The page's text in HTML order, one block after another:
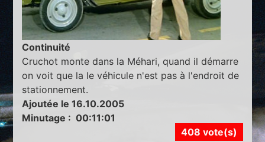
Continuité
Cruchot monte dans la Méhari, quand il démarre
on voit que la le véhicule n'est pas à l'endroit de
stationnement.
Ajoutée le 16.10.2005
Minutage : 00:11:01
408 vote(s)